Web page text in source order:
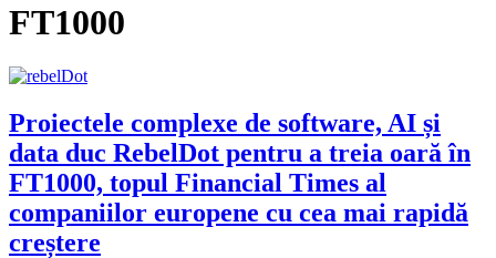
FT1000
Proiectele complexe de software, AI și
data duc RebelDot pentru a treia oară în
FT1000, topul Financial Times al
companiilor europene cu cea mai rapidă
creștere